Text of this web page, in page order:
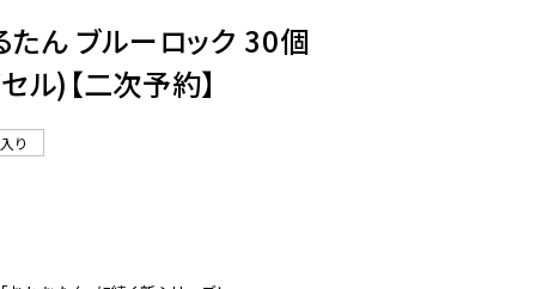
たん ブルーロック 30個
ル)【二次予約】
り